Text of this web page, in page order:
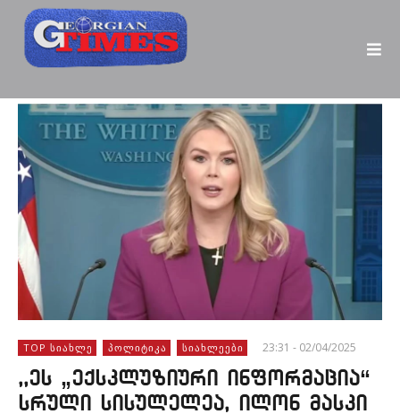
TOP ᲡᲘᲐᲮᲚᲔ ᲞᲝᲚᲘᲢᲘᲙᲐ ᲡᲘᲐᲮᲚᲔᲔᲑᲘ 23:31 - 02/04/2025
,,ეს „ექსკლუზიური ინფორმაცია“
სრული სისულელეა, ილონ მასკი